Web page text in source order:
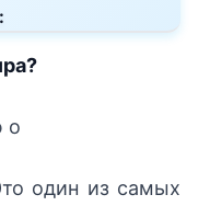
о
один из самых